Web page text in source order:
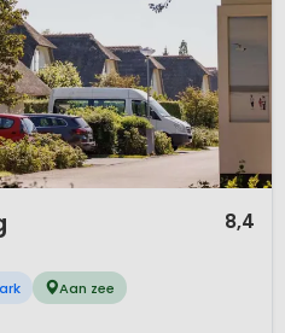
8,4
Aan zee